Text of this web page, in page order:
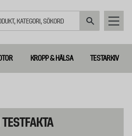
KROPP & HÄLSA TESTARKIV